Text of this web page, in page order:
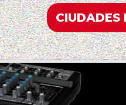
CIUDADES